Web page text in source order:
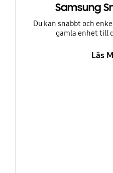
Samsung
Du kan snabbt och
gamla enhet till
Läs